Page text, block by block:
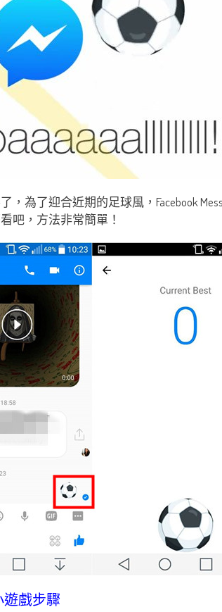
，為了迎合近期的足球風，Facebook
吧，方法非常簡單！
遊戲步驟